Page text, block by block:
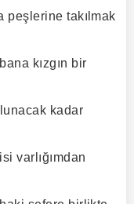
peşlerine takılmak
kızgın bir
kadar
varlığımdan